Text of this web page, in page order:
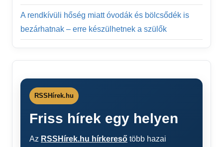
A rendkívüli hőség miatt óvodák és bölcsődék is
bezárhatnak – erre készülhetnek a szülők
RSSHírek.hu
Friss hírek egy helyen
Az RSSHírek.hu hírkereső több hazai